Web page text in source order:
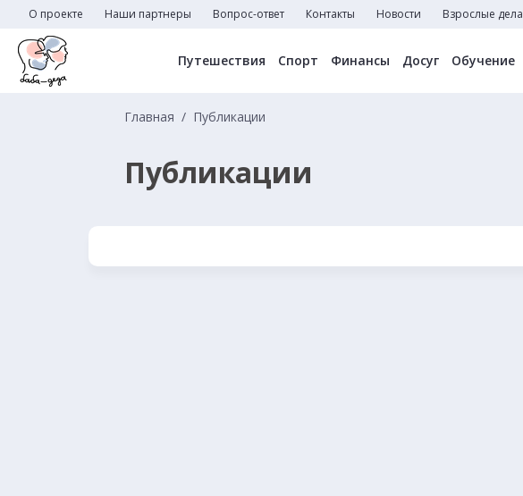
О проекте Наши партнеры Вопрос-ответ Контакты Новости Взрослые дела
Путешествия Спорт Финансы Досуг Обучение
Главная Публикации
Публикации